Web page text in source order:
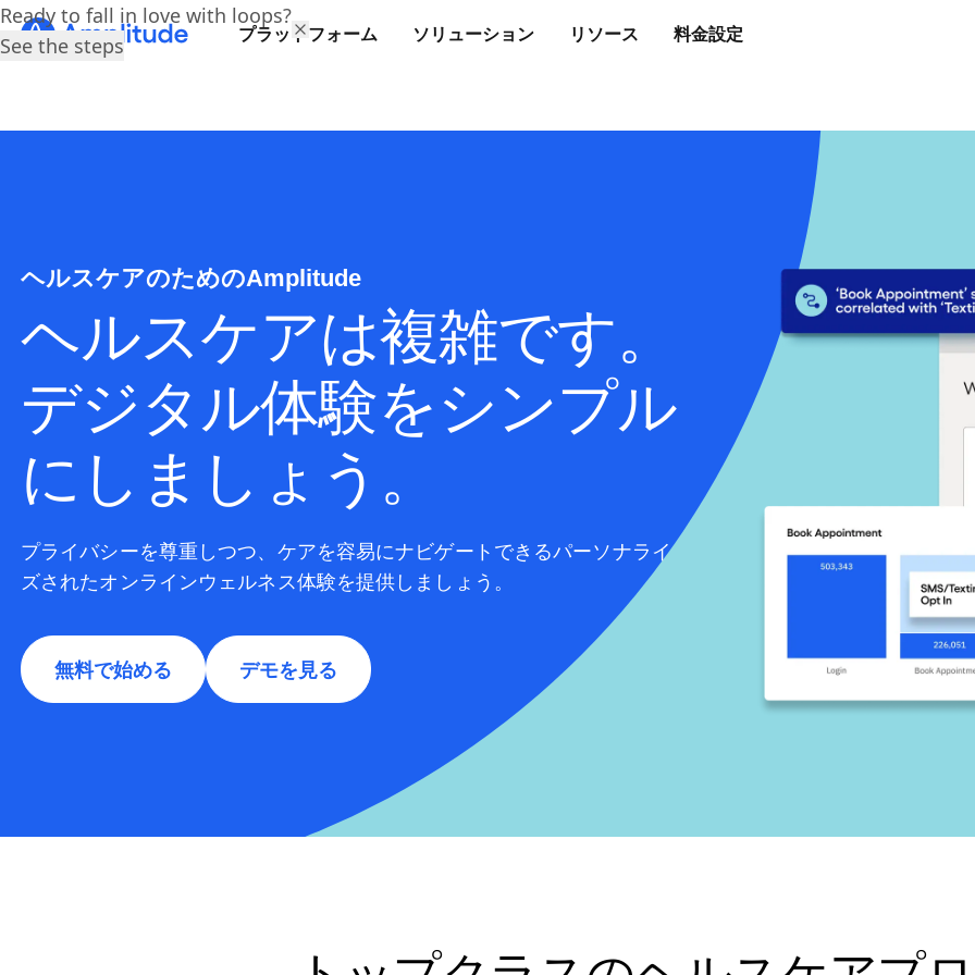
プラットフォーム ソリューション リソース 料金設定
ヘルスケアのためのAmplitude
ヘルスケアは複雑です。
デジタル体験をシンプル
にしましょう。
プライバシーを尊重しつつ、ケアを容易にナビゲートできるパーソナライ
ズされたオンラインウェルネス体験を提供しましょう。
無料で始める デモを見る
Ready to fall in love with loops?
See the steps